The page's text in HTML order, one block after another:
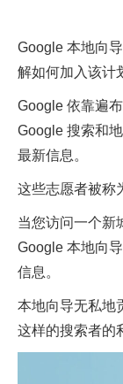
Google 本地向
解如何加入该计
Google 依靠遍
Google 搜索和
最新信息。
这些志愿者被称
当您访问一个新
Google 本地向
信息。
本地向导无私地
这样的搜索者的